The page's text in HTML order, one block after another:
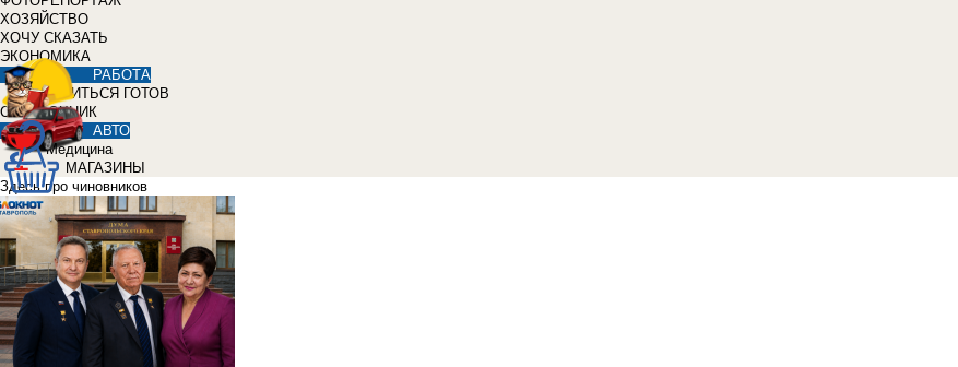
ХОЗЯЙСТВО
ХОЧУ СКАЗАТЬ
ЭКОНОМИКА
РАБОТА
УЧИТЬСЯ ГОТОВ
СПРАВОЧНИК
АВТО
Медицина
МАГАЗИНЫ
Здесь про чиновников